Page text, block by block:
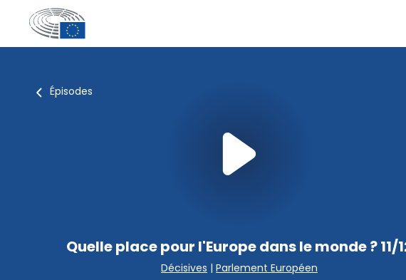
Épisodes
Quelle place pour l'Europe dans le monde ? 11/
Décisives | Parlement Européen